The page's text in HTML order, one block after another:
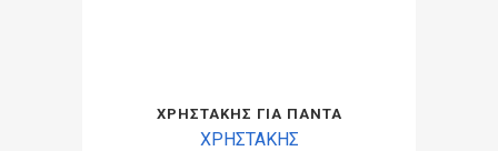
ΧΡΗΣΤΑΚΗΣ ΓΙΑ ΠΑΝΤΑ
ΧΡΗΣΤΑΚΗΣ